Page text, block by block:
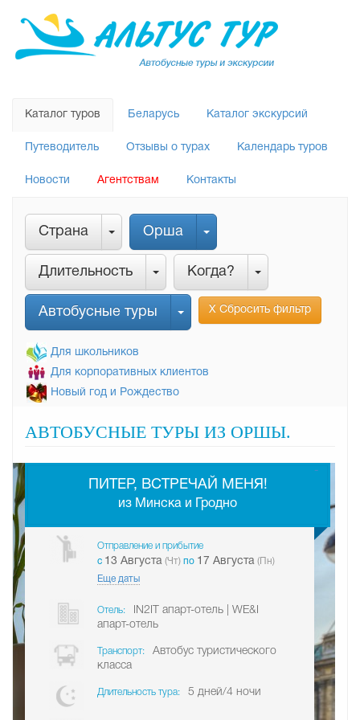
Каталог туров Беларусь Каталог экскурсий
Путеводитель Отзывы о турах Календарь туров
Новости Агентствам Контакты
Страна Орша
Длительность Когда?
Автобусные туры Х Сбросить фильтр
Для школьников
Для корпоративных клиентов
Новый год и Рождество
АВТОБУСНЫЕ ТУРЫ ИЗ ОРШЫ.
ПИТЕР, ВСТРЕЧАЙ МЕНЯ!
из Минска и Гродно
Отправление и прибытие
c 13 Августа (Чт) по 17 Августа (Пн)
Еще даты
Отель:
IN2IT апарт-отель | WE&I
апарт-отель
Транспорт:
Автобус туристического
класса
Длительность тура: 5 дней/4 ночи
-